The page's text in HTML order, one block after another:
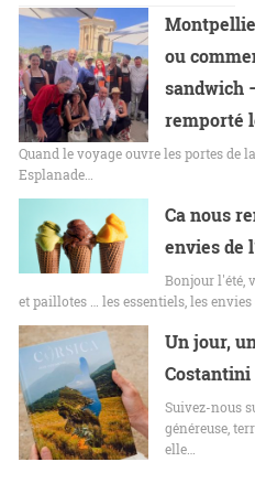
ou
sandwich
remporté
Quand le voyage ouvre les portes de
Esplanade…
Ca nous
envies de
Bonjour l'été,
et paillotes … les essentiels, les envies
Un jour,
Costantini
Suivez-nous
généreuse,
elle…